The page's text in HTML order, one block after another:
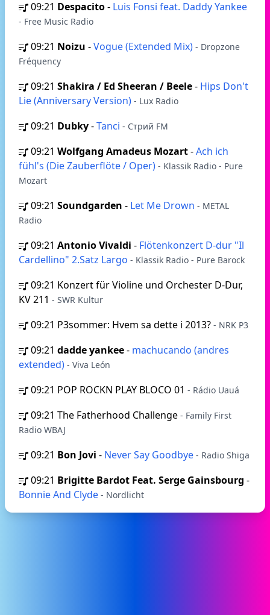
09:21 Despacito- Luis Fonsi feat. Daddy Yankee
- Free Music Radio
09:21 Noizu -Vogue (Extended Mix) - Dropzone
Fréquency
09:21 Shakira / Ed Sheeran / Beele- Hips Don't
Lie (Anniversary Version) - Lux Radio
09:21 Dubky-Tanci - Стрий FM
09:21 Wolfgang Amadeus Mozart-Ach ich
fühl's (Die Zauberflöte / Oper) - Klassik Radio - Pure
Mozart
09:21 Soundgarden - Let Me Drown - METAL
Radio
09:21 Antonio Vivaldi - Flötenkonzert D-dur "Il
Cardellino" 2.Satz Largo - Klassik Radio - Pure Barock
09:21 Konzert für Violine und Orchester D-Dur,
KV 211 - SWR Kultur
09:21 P3sommer: Hvem sa dette i 2013? - NRK P3
09:21 dadde yankee- machucando (andres
extended) - Viva León
09:21 POP ROCKN PLAY BLOCO 01 - Rádio Uauá
09:21 The Fatherhood Challenge - Family First
Radio WBAJ
09:21 Bon Jovi - Never Say Goodbye - Radio Shiga
09:21 Brigitte Bardot Feat. Serge Gainsbourg -
Bonnie And Clyde - Nordlicht